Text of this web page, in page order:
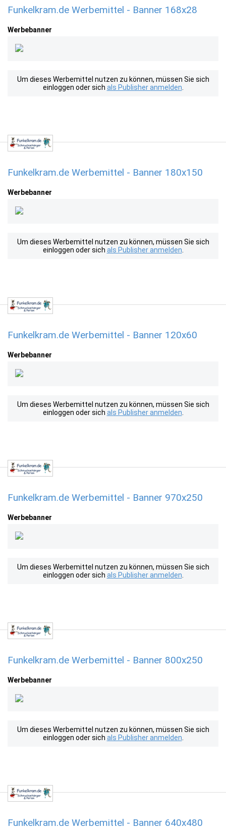
Funkelkram.de Werbemittel - Banner 168x28
Werbebanner
Um dieses Werbemittel nutzen zu können, müssen Sie sich
einloggen oder sich als Publisher anmelden
Funkelkram.de Werbemittel - Banner 180x150
Werbebanner
Um dieses Werbemittel nutzen zu können, müssen Sie sich
einloggen oder sich als Publisher anmelden
Funkelkram.de Werbemittel - Banner 120x60
Werbebanner
Um dieses Werbemittel nutzen zu können, müssen Sie sich
einloggen oder sich als Publisher anmelden
Funkelkram.de Werbemittel - Banner 970x250
Werbebanner
Um dieses Werbemittel nutzen zu können, müssen Sie sich
einloggen oder sich als Publisher anmelden
Funkelkram.de Werbemittel - Banner 800x250
Werbebanner
Um dieses Werbemittel nutzen zu können, müssen Sie sich
einloggen oder sich als Publisher anmelden
Funkelkram.de Werbemittel - Banner 640x480